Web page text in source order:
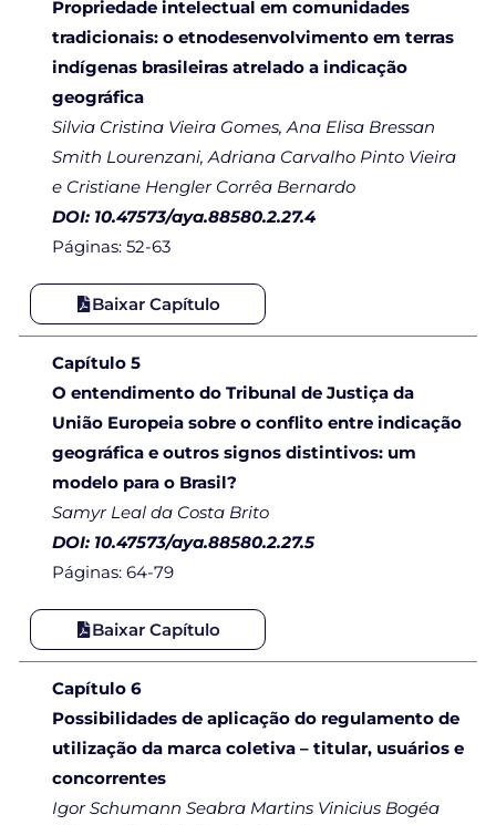
Propriedade intelectual em comunidades
tradicionais: o etnodesenvolvimento em terras
indígenas brasileiras atrelado a indicação
geográfica
Silvia Cristina Vieira Gomes, Ana Elisa Bressan
Smith Lourenzani, Adriana Carvalho Pinto Vieira
e Cristiane Hengler Corrêa Bernardo
DOI: 10.47573/aya.88580.2.27.4
Páginas: 52-63
Baixar Capítulo
Capítulo 5
O entendimento do Tribunal de Justiça da
União Europeia sobre o conflito entre indicação
geográfica e outros signos distintivos: um
modelo para o Brasil?
Samyr Leal da Costa Brito
DOI: 10.47573/aya.88580.2.27.5
Páginas: 64-79
Baixar Capítulo
Capítulo 6
Possibilidades de aplicação do regulamento de
utilização da marca coletiva – titular, usuários e
concorrentes
Igor Schumann Seabra Martins Vinicius Bogéa